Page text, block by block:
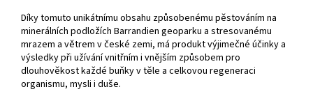
Díky tomuto unikátnímu obsahu způsobenému pěstováním na
minerálních podložích Barrandien geoparku a stresovanému
mrazem a větrem v české zemi, má produkt výjimečné účinky a
výsledky při užívání vnitřním i vnějším způsobem pro
dlouhověkost každé buňky v těle a celkovou regeneraci
organismu, mysli i duše.